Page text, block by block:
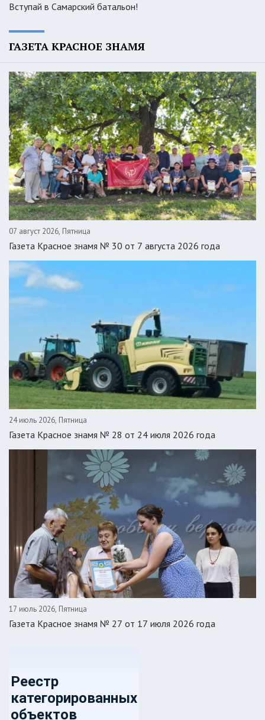
Вступай в Самарский батальон!
ГАЗЕТА КРАСНОЕ ЗНАМЯ
07 август 2026, Пятница
Газета Красное знамя № 30 от 7 августа 2026 года
24 июль 2026, Пятница
Газета Красное знамя № 28 от 24 июля 2026 года
17 июль 2026, Пятница
Газета Красное знамя № 27 от 17 июля 2026 года